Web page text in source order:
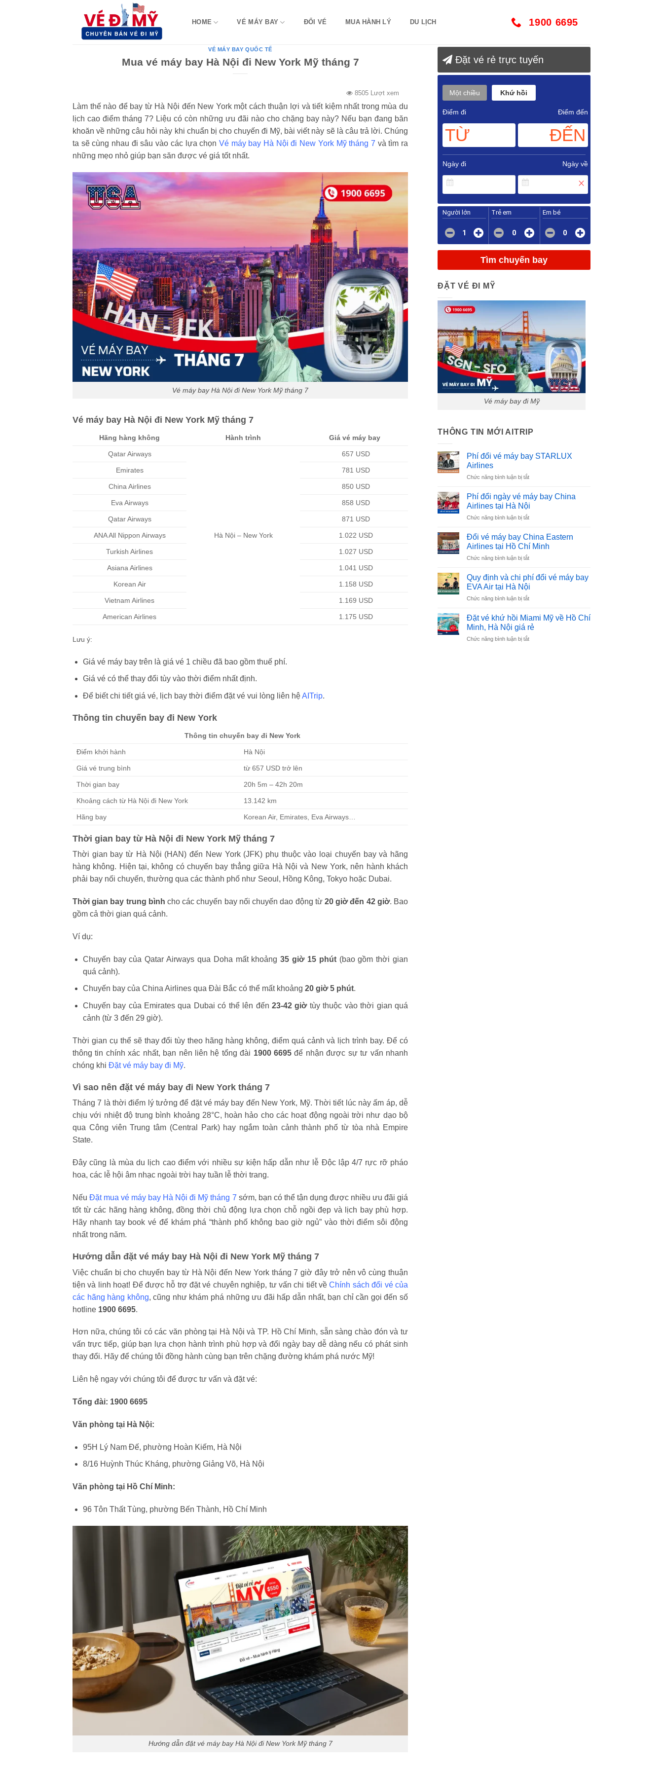
HOME VÉ MÁY BAY ĐỔI VÉ MUA HÀNH LÝ DU LỊCH 1900 6695
VÉ MÁY BAY QUỐC TẾ
Mua vé máy bay Hà Nội đi New York Mỹ tháng 7
8505 Lượt xem
Làm thế nào để bay từ Hà Nội đến New York một cách thuận lợi và tiết kiệm nhất trong mùa du
lịch cao điểm tháng 7? Liệu có còn những ưu đãi nào cho chặng bay này? Nếu bạn đang băn
khoăn về những câu hỏi này khi chuẩn bị cho chuyến đi Mỹ, bài viết này sẽ là câu trả lời. Chúng
ta sẽ cùng nhau đi sâu vào các lựa chọn Vé máy bay Hà Nội đi New York Mỹ tháng 7 và tìm ra
những mẹo nhỏ giúp bạn săn được vé giá tốt nhất.
Vé máy bay Hà Nội đi New York Mỹ tháng 7
Vé máy bay Hà Nội đi New York Mỹ tháng 7
Hãng hàng không Hành trình Giá vé máy bay
Qatar Airways
Hà Nội – New York
657 USD
Emirates 781 USD
China Airlines 850 USD
Eva Airways 858 USD
Qatar Airways 871 USD
ANA All Nippon Airways 1.022 USD
Turkish Airlines 1.027 USD
Asiana Airlines 1.041 USD
Korean Air 1.158 USD
Vietnam Airlines 1.169 USD
American Airlines 1.175 USD
Lưu ý:
Giá vé máy bay trên là giá vé 1 chiều đã bao gồm thuế phí.
Giá vé có thể thay đổi tùy vào thời điểm nhất định.
Để biết chi tiết giá vé, lịch bay thời điểm đặt vé vui lòng liên hệAITrip.
Thông tin chuyến bay đi New York
Thông tin chuyến bay đi New York
Điểm khởi hành Hà Nội
Giá vé trung bình từ 657 USD trở lên
Thời gian bay 20h 5m – 42h 20m
Khoảng cách từ Hà Nội đi New York 13.142 km
Hãng bay Korean Air, Emirates, Eva Airways…
Thời gian bay từ Hà Nội đi New York Mỹ tháng 7
Thời gian bay từ Hà Nội (HAN) đến New York (JFK) phụ thuộc vào loại chuyến bay và hãng
hàng không. Hiện tại, không có chuyến bay thẳng giữa Hà Nội và New York, nên hành khách
phải bay nối chuyến, thường qua các thành phố như Seoul, Hồng Kông, Tokyo hoặc Dubai.
Thời gian bay trung bình cho các chuyến bay nối chuyến dao động từ 20 giờ đến 42 giờ. Bao
gồm cả thời gian quá cảnh.
Ví dụ:
Chuyến bay của Qatar Airways qua Doha mất khoảng35 giờ 15 phút(bao gồm thời gian
quá cảnh).
Chuyến bay của China Airlines qua Đài Bắc có thể mất khoảng 20 giờ 5 phút.
Chuyến bay của Emirates qua Dubai có thể lên đến23-42 giờtùy thuộc vào thời gian quá
cảnh (từ 3 đến 29 giờ).
Thời gian cụ thể sẽ thay đổi tùy theo hãng hàng không, điểm quá cảnh và lịch trình bay. Để có
thông tin chính xác nhất, bạn nên liên hệ tổng đài 1900 6695 để nhận được sự tư vấn nhanh
chóng khi Đặt vé máy bay đi Mỹ.
Vì sao nên đặt vé máy bay đi New York tháng 7
Tháng 7 là thời điểm lý tưởng để đặt vé máy bay đến New York, Mỹ. Thời tiết lúc này ấm áp, dễ
chịu với nhiệt độ trung bình khoảng 28°C, hoàn hảo cho các hoạt động ngoài trời như dạo bộ
qua Công viên Trung tâm (Central Park) hay ngắm toàn cảnh thành phố từ tòa nhà Empire
State.
Đây cũng là mùa du lịch cao điểm với nhiều sự kiện hấp dẫn như lễ Độc lập 4/7 rực rỡ pháo
hoa, các lễ hội âm nhạc ngoài trời hay tuần lễ thời trang.
NếuĐặt mua vé máy bay Hà Nội đi Mỹ tháng 7 sớm, bạn có thể tận dụng được nhiều ưu đãi giá
tốt từ các hãng hàng không, đồng thời chủ động lựa chọn chỗ ngồi đẹp và lịch bay phù hợp.
Hãy nhanh tay book vé để khám phá “thành phố không bao giờ ngủ” vào thời điểm sôi động
nhất trong năm.
Hướng dẫn đặt vé máy bay Hà Nội đi New York Mỹ tháng 7
Việc chuẩn bị cho chuyến bay từ Hà Nội đến New York tháng 7 giờ đây trở nên vô cùng thuận
tiện và linh hoạt! Để được hỗ trợ đặt vé chuyên nghiệp, tư vấn chi tiết vềChính sách đổi vé của
các hãng hàng không, cũng như khám phá những ưu đãi hấp dẫn nhất, bạn chỉ cần gọi đến số
hotline 1900 6695.
Hơn nữa, chúng tôi có các văn phòng tại Hà Nội và TP. Hồ Chí Minh, sẵn sàng chào đón và tư
vấn trực tiếp, giúp bạn lựa chọn hành trình phù hợp và đổi ngày bay dễ dàng nếu có phát sinh
thay đổi. Hãy để chúng tôi đồng hành cùng bạn trên chặng đường khám phá nước Mỹ!
Liên hệ ngay với chúng tôi để được tư vấn và đặt vé:
Tổng đài: 1900 6695
Văn phòng tại Hà Nội:
95H Lý Nam Đế, phường Hoàn Kiếm, Hà Nội
8/16 Huỳnh Thúc Kháng, phường Giảng Võ, Hà Nội
Văn phòng tại Hồ Chí Minh:
96 Tôn Thất Tùng, phường Bến Thành, Hồ Chí Minh
Hướng dẫn đặt vé máy bay Hà Nội đi New York Mỹ tháng 7
Đặt vé rẻ trực tuyến
Một chiều Khứ hồi
Điểm đi Điểm đến
TỪ ĐẾN
Ngày đi Ngày về
Người lớn
1
Trẻ em
0
Em bé
0
Tìm chuyến bay
ĐẶT VÉ ĐI MỸ
Vé máy bay đi Mỹ
THÔNG TIN MỚI AITRIP
Phí đổi vé máy bay STARLUX
Airlines
Chức năng bình luận bị tắtở
đổi
vé
máy
bay
Airlines
Phí đổi ngày vé máy bay China
Airlines tại Hà Nội
Chức năng bình luận bị tắtở
đổi
ngày
vé
máy
China
Airlines
Hà
Đổi vé máy bay China Eastern
Airlines tại Hồ Chí Minh
Chức năng bình luận bị tắtở
vé
máy
bay
China
Airlines
tại
Chí
Quy định và chi phí đổi vé máy bay
EVA Air tại Hà Nội
Chức năng bình luận bị tắtở
và
chi
phí
Đặt vé khứ hồi Miami Mỹ về Hồ Chí
Minh, Hà Nội giá rẻ
Chức năng bình luận bị tắtở